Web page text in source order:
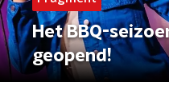
Het BBQ-
geopend!